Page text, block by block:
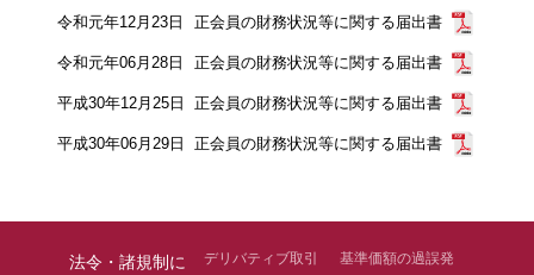
令和元年12月23日 正会員の財務状況等に関する届出書
令和元年06月28日 正会員の財務状況等に関する届出書
平成30年12月25日 正会員の財務状況等に関する届出書
平成30年06月29日 正会員の財務状況等に関する届出書
法令・諸規制に
デリバティブ取引
基準価額の過誤発